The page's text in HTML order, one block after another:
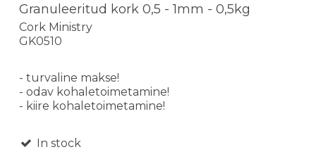
Granuleeritud kork 0,5 - 1mm - 0,5kg
Cork Ministry
GK0510
- turvaline makse!
- odav kohaletoimetamine!
- kiire kohaletoimetamine!
In stock